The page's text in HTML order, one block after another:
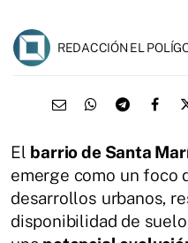
REDACCIÓN EL
El barrio de Santa
emerge como un foco
desarrollos urbanos,
disponibilidad de